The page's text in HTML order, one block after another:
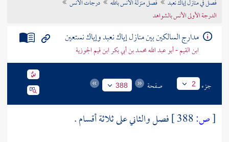
فصل في منازل إياك نعبد
فصل منزلة الأنس بالله
درجات الأنس
الدرجة الأولى الأنس بالشواهد
مدارج السالكين بين منازل إياك نعبد وإياك نستعين
ابن القيم - أبو عبد الله محمد بن أبي بكر ابن قيم الجوزية
جزء 2 صفحة 388
[ص:
فصل والثاني على ثلاثة أقسام .